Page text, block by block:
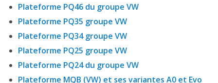
Plateforme PQ46 du groupe VW
Plateforme PQ35 groupe VW
Plateforme PQ34 groupe VW
Plateforme PQ25 groupe VW
Plateforme PQ24 du groupe VW
Plateforme MQB (VW) et ses variantes A0 et Evo